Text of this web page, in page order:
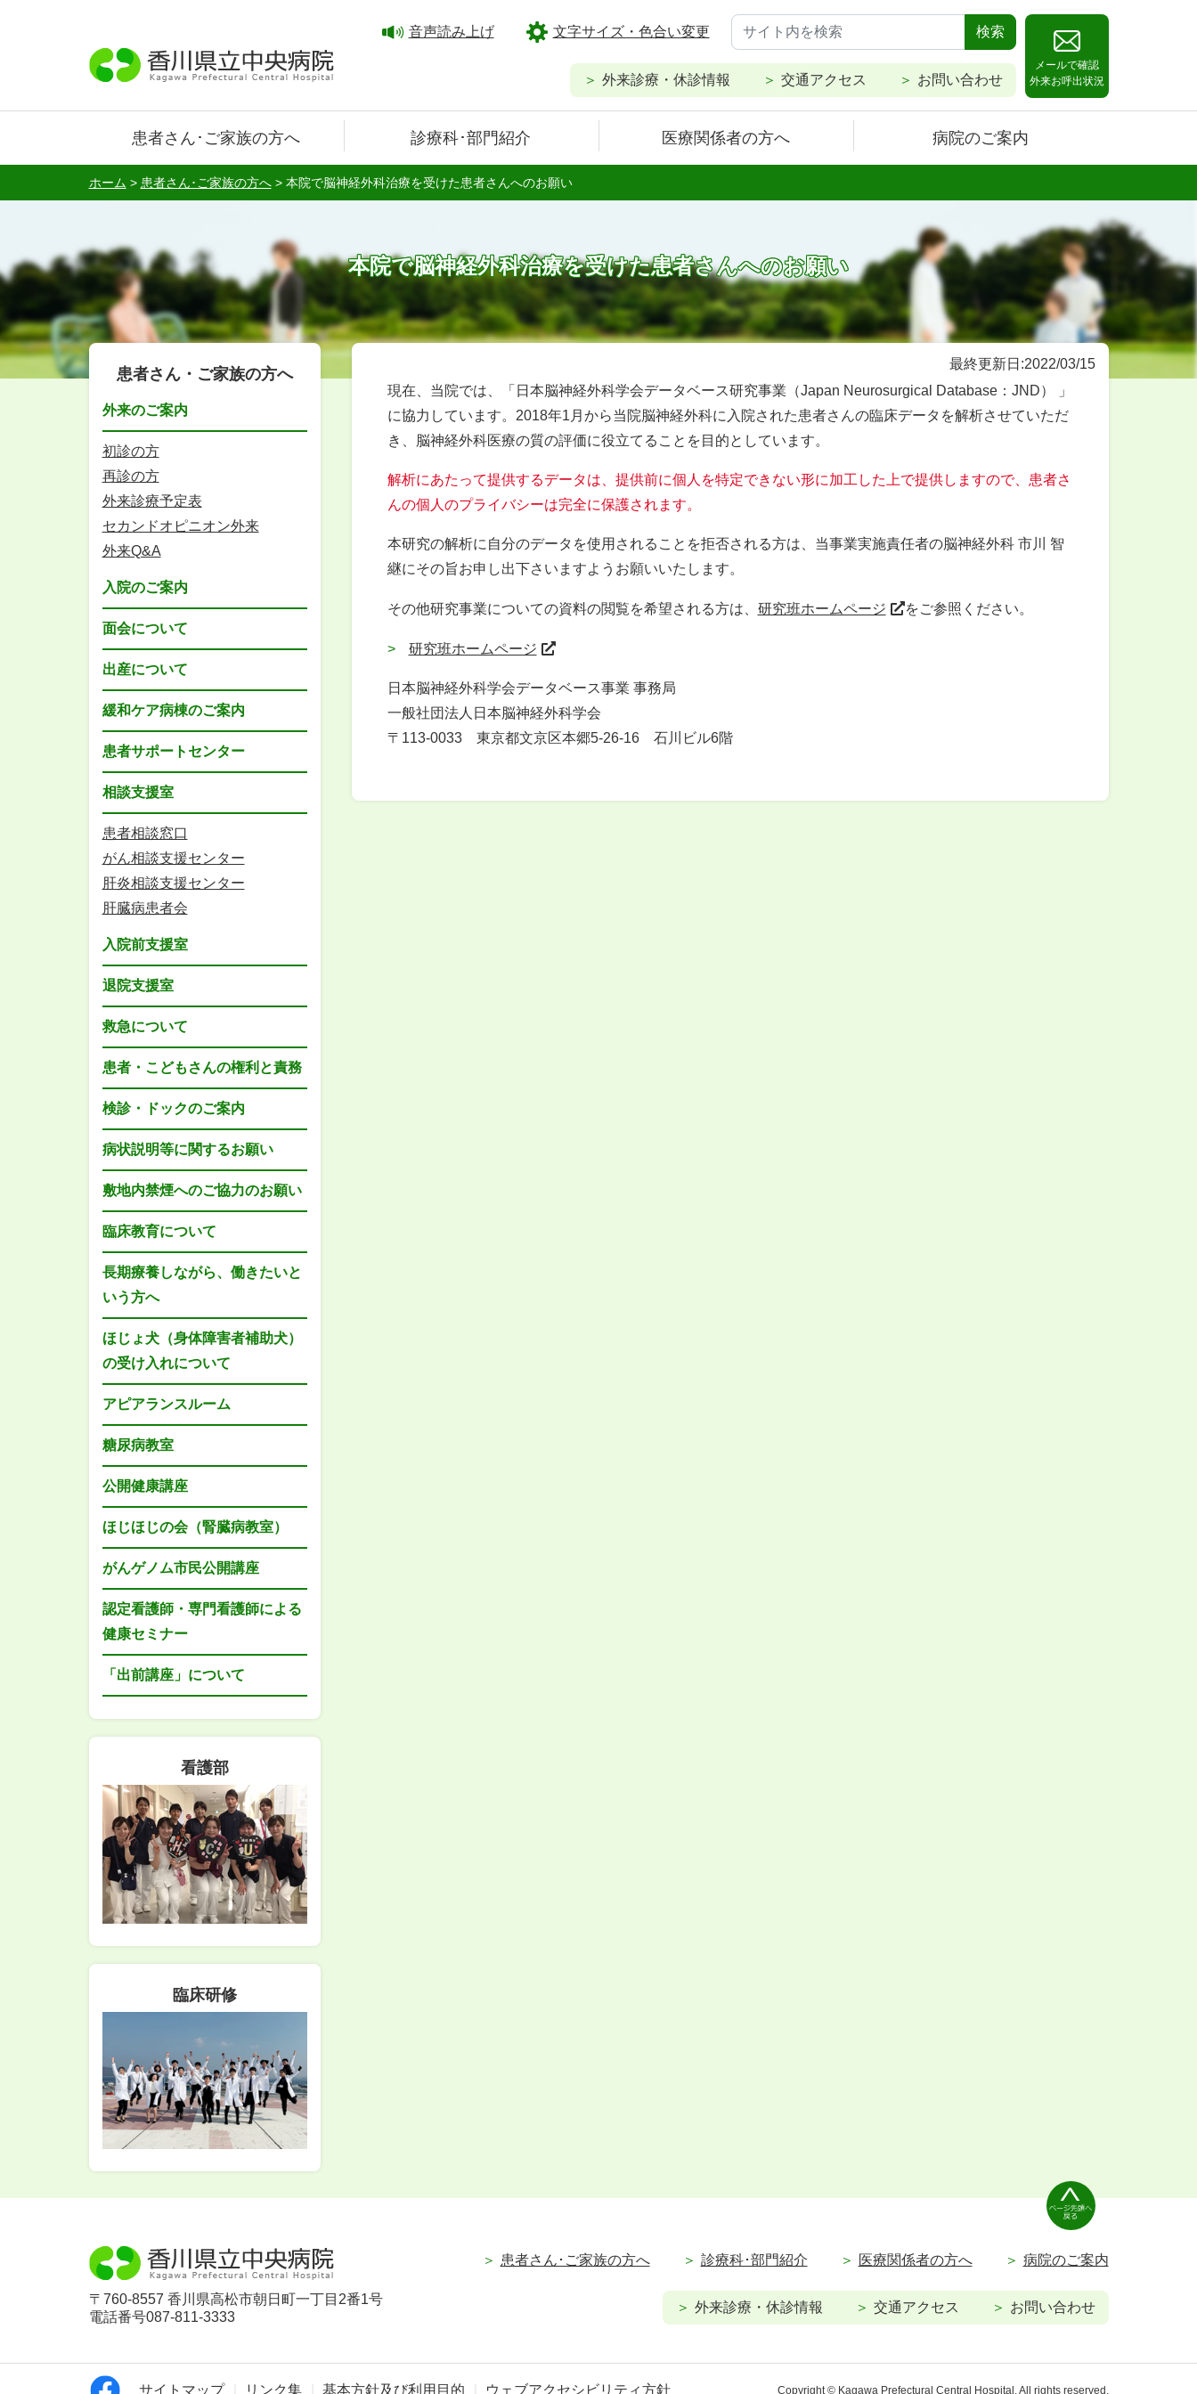
音声読み上げ 文字サイズ・色合い変更 検索
外来診療・休診情報 交通アクセス お問い合わせ
メールで確認
外来お呼出状況
患者さん･ご家族の方へ 診療科･部門紹介 医療関係者の方へ 病院のご案内
ホーム > 患者さん･ご家族の方へ> 本院で脳神経外科治療を受けた患者さんへのお願い
本院で脳神経外科治療を受けた患者さんへのお願い
最終更新日:2022/03/15
現在、当院では、「日本脳神経外科学会データベース研究事業（Japan Neurosurgical Database：JND） 」
に協力しています。2018年1月から当院脳神経外科に入院された患者さんの臨床データを解析させていただ
き、脳神経外科医療の質の評価に役立てることを目的としています。
解析にあたって提供するデータは、提供前に個人を特定できない形に加工した上で提供しますので、患者さ
んの個人のプライバシーは完全に保護されます。
本研究の解析に自分のデータを使用されることを拒否される方は、当事業実施責任者の脳神経外科 市川 智
継にその旨お申し出下さいますようお願いいたします。
その他研究事業についての資料の閲覧を希望される方は、 研究班ホームページ をご参照ください。
研究班ホームページ
日本脳神経外科学会データベース事業 事務局
一般社団法人日本脳神経外科学会
〒113-0033 東京都文京区本郷5-26-16 石川ビル6階
患者さん・ご家族の方へ
外来のご案内
初診の方
再診の方
外来診療予定表
セカンドオピニオン外来
外来Q&A
入院のご案内
面会について
出産について
緩和ケア病棟のご案内
患者サポートセンター
相談支援室
患者相談窓口
がん相談支援センター
肝炎相談支援センター
肝臓病患者会
入院前支援室
退院支援室
救急について
患者・こどもさんの権利と責務
検診・ドックのご案内
病状説明等に関するお願い
敷地内禁煙へのご協力のお願い
臨床教育について
長期療養しながら、働きたいと
いう方へ
ほじょ犬（身体障害者補助犬）
の受け入れについて
アピアランスルーム
糖尿病教室
公開健康講座
ほじほじの会（腎臓病教室）
がんゲノム市民公開講座
認定看護師・専門看護師による
健康セミナー
「出前講座」について
看護部
臨床研修
〒760-8557 香川県高松市朝日町一丁目2番1号
電話番号087-811-3333
患者さん･ご家族の方へ 診療科･部門紹介 医療関係者の方へ 病院のご案内
外来診療・休診情報 交通アクセス お問い合わせ
サイトマップ リンク集 基本方針及び利用目的 ウェブアクセシビリティ方針 Copyright © Kagawa Prefectural Central Hospital. All rights reserved.